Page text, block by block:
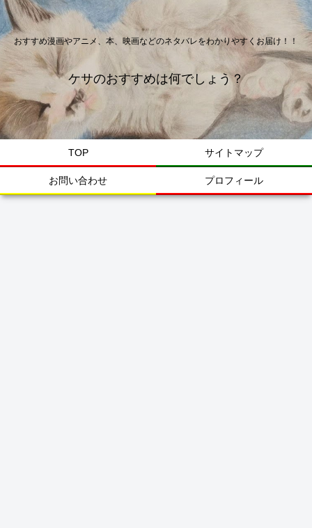
おすすめ漫画やアニメ、本、映画などのネタバレをわかりやすくお届け！！
ケサのおすすめは何でしょう？
TOP サイトマップ
お問い合わせ プロフィール